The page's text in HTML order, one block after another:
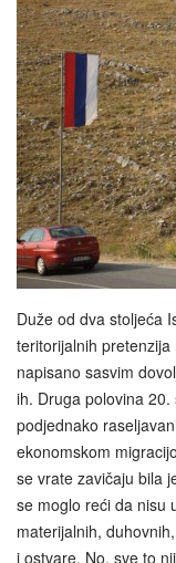
Duže od dva stoljeća
teritorijalnih
napisano sasvim
ih. Druga polovina
podjednako
ekonomskom
se vrate zavičaju bila
se moglo reći da nisu
materijalnih,
i ostvare. No, sve to